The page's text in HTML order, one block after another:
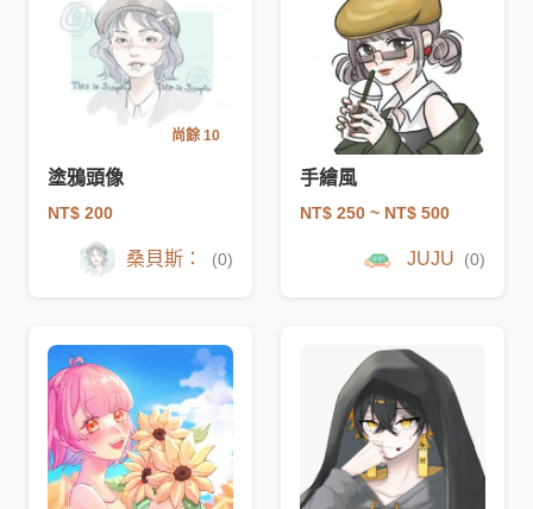
尚餘 10
塗鴉頭像
NT$ 200
桑貝斯： (0)
手繪風
NT$ 250 ~ NT$ 500
JUJU (0)